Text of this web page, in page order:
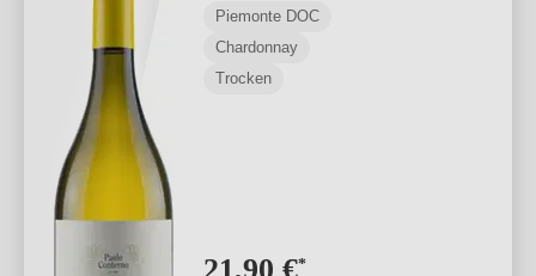
Piemonte DOC
Chardonnay
Trocken
*